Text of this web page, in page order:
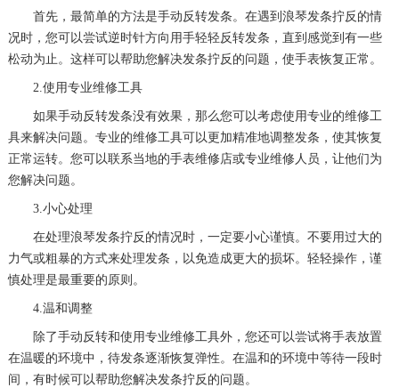
首先，最简单的方法是手动反转发条。在遇到浪琴发条拧反的情
况时，您可以尝试逆时针方向用手轻轻反转发条，直到感觉到有一些
松动为止。这样可以帮助您解决发条拧反的问题，使手表恢复正常。
2.使用专业维修工具
如果手动反转发条没有效果，那么您可以考虑使用专业的维修工
具来解决问题。专业的维修工具可以更加精准地调整发条，使其恢复
正常运转。您可以联系当地的手表维修店或专业维修人员，让他们为
您解决问题。
3.小心处理
在处理浪琴发条拧反的情况时，一定要小心谨慎。不要用过大的
力气或粗暴的方式来处理发条，以免造成更大的损坏。轻轻操作，谨
慎处理是最重要的原则。
4.温和调整
除了手动反转和使用专业维修工具外，您还可以尝试将手表放置
在温暖的环境中，待发条逐渐恢复弹性。在温和的环境中等待一段时
间，有时候可以帮助您解决发条拧反的问题。